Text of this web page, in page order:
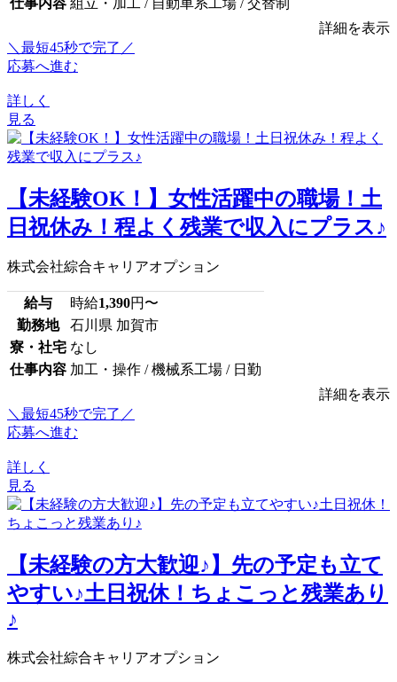
詳細を表示
＼最短45秒で完了／
応募へ進む
詳しく
見る
【未経験OK！】女性活躍中の職場！土
日祝休み！程よく残業で収入にプラス♪
株式会社綜合キャリアオプション
給与 時給1,390円〜
勤務地
石川県 加賀市
寮・社宅 なし
仕事内容 加工・操作 / 機械系工場 / 日勤
詳細を表示
＼最短45秒で完了／
応募へ進む
詳しく
見る
【未経験の方大歓迎♪】先の予定も立て
やすい♪土日祝休！ちょこっと残業あり
♪
株式会社綜合キャリアオプション